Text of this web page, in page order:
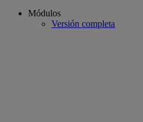
Módulos
Versión completa